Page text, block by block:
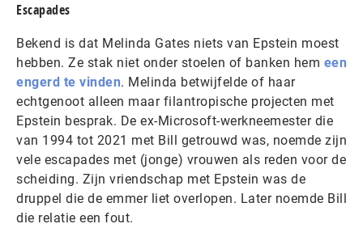
Escapades
Bekend is dat Melinda Gates niets van Epstein moest
hebben. Ze stak niet onder stoelen of banken hem een
engerd te vinden. Melinda betwijfelde of haar
echtgenoot alleen maar filantropische projecten met
Epstein besprak. De ex-Microsoft-werkneemester die
van 1994 tot 2021 met Bill getrouwd was, noemde zijn
vele escapades met (jonge) vrouwen als reden voor de
scheiding. Zijn vriendschap met Epstein was de
druppel die de emmer liet overlopen. Later noemde Bill
die relatie een fout.